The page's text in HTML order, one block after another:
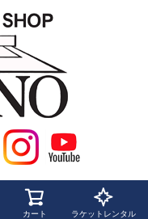
カート ラケットレンタル